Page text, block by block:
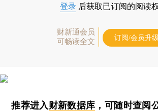
登录 后获取已订阅的阅读
财新通会员
可畅读全文
订阅/会员升级
推荐进入财新数据库 ，可随时查阅